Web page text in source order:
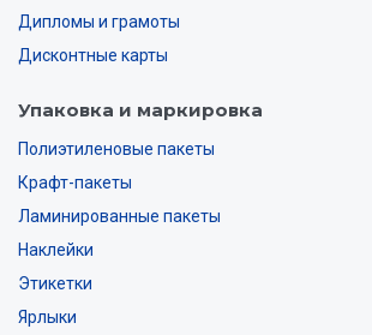
Дипломы и грамоты
Дисконтные карты
Упаковка и маркировка
Полиэтиленовые пакеты
Крафт-пакеты
Ламинированные пакеты
Наклейки
Этикетки
Ярлыки